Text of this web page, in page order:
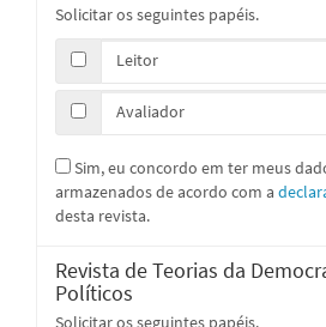
Solicitar os seguintes papéis.
Leitor
Avaliador
armazenados de acordo com a
desta revista.
Revista de Teorias da
Políticos
Solicitar os seguintes papéis.